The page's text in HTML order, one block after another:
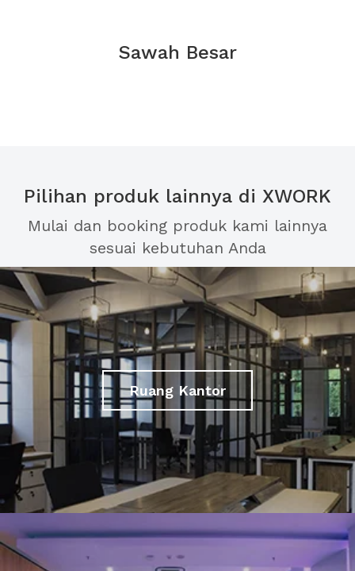
Sawah Besar
Pilihan produk lainnya di XWORK
Mulai dan booking produk kami lainnya
sesuai kebutuhan Anda
Ruang Kantor